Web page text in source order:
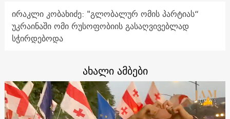
ირაკლი კობახიძე: "გლობალურ ომის პარტიას“
უკრაინაში ომი რუსოფობიის გასაღვივებლად
სჭირდებოდა
ახალი ამბები